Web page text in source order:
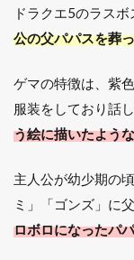
ドラクエ5のラス
公の父パパスを葬
ゲマの特徴は、紫
服装をしており話
う絵に描いたよう
主人公が幼少期の
ミ」「ゴンズ」に
ロボロになったパ